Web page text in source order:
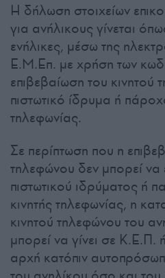
Η δήλωση στοιχείων
για ανήλικους γίνεται
ενήλικες, μέσω της
Ε.Μ.Επ. με χρήση των
επιβεβαίωση του κινητού
πιστωτικό ίδρυμα ή
τηλεφωνίας.
Σε περίπτωση που η
τηλεφώνου δεν μπορεί να
πιστωτικού ιδρύματος ή
κινητής τηλεφωνίας, η
κινητού τηλεφώνου του
μπορεί να γίνει σε Κ.Ε.Π.
αρχή κατόπιν